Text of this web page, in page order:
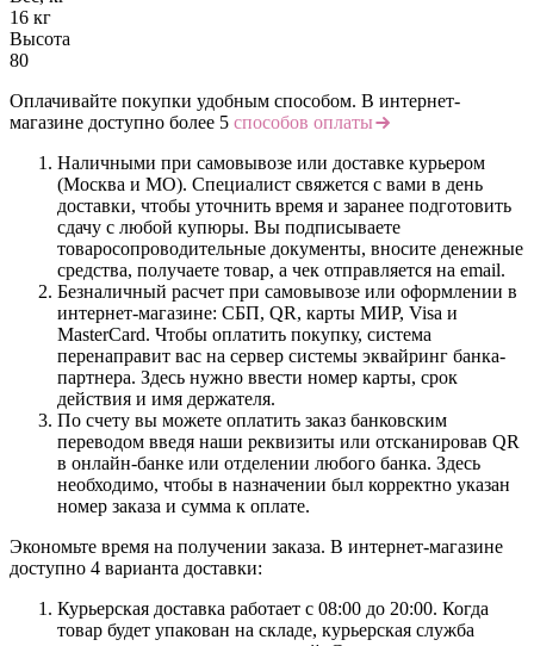
16 кг
Высота
80
Оплачивайте покупки удобным способом. В интернет-
магазине доступно более 5 способов оплаты
Наличными при самовывозе или доставке курьером
(Москва и МО). Специалист свяжется с вами в день
доставки, чтобы уточнить время и заранее подготовить
сдачу с любой купюры. Вы подписываете
товаросопроводительные документы, вносите денежные
средства, получаете товар, а чек отправляется на email.
Безналичный расчет при самовывозе или оформлении в
интернет-магазине: СБП, QR, карты МИР, Visa и
MasterCard. Чтобы оплатить покупку, система
перенаправит вас на сервер системы эквайринг банка-
партнера. Здесь нужно ввести номер карты, срок
действия и имя держателя.
По счету вы можете оплатить заказ банковским
переводом введя наши реквизиты или отсканировав QR
в онлайн-банке или отделении любого банка. Здесь
необходимо, чтобы в назначении был корректно указан
номер заказа и сумма к оплате.
Экономьте время на получении заказа. В интернет-магазине
доступно 4 варианта доставки:
Курьерская доставка работает с 08:00 до 20:00. Когда
товар будет упакован на складе, курьерская служба